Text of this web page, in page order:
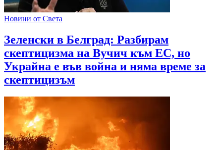
Новини от Света
Зеленски в Белград: Разбирам
скептицизма на Вучич към ЕС, но
Украйна е във война и няма време за
скептицизъм